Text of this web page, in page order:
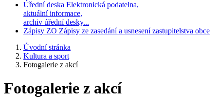
Úřední deska Elektronická podatelna,
aktuální informace,
archiv úřední desky...
Zápisy ZO Zápisy ze zasedání a usnesení zastupitelstva obce
Úvodní stránka
Kultura a sport
Fotogalerie z akcí
Fotogalerie z akcí